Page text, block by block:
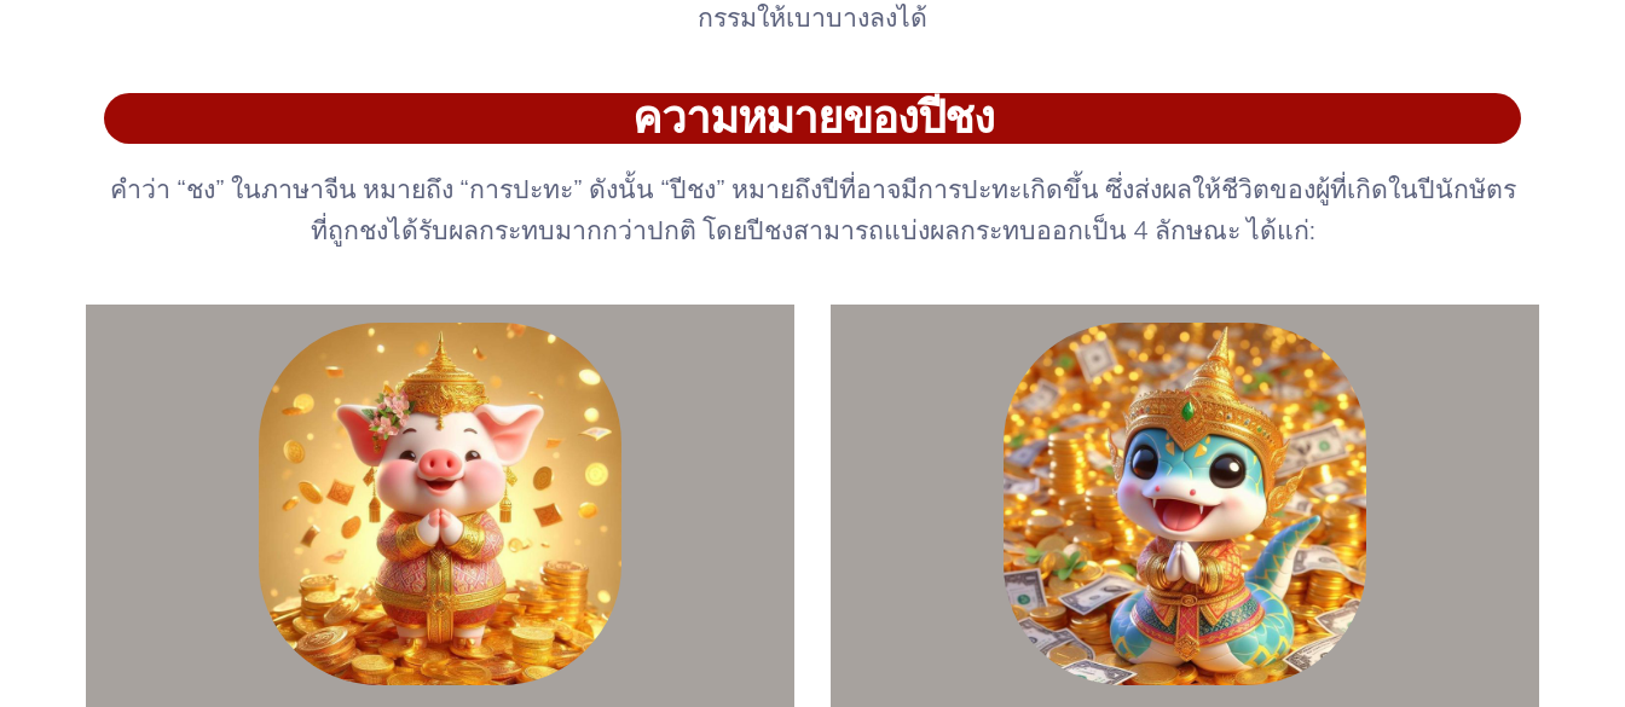
กรรมให้เบาบางลงได้
ความหมายของปีชง
คำว่า “ชง” ในภาษาจีน หมายถึง “การปะทะ” ดังนั้น “ปีชง” หมายถึงปีที่อาจมีการปะทะเกิดขึ้น ซึ่งส่งผลให้ชีวิตของผู้ที่เกิดในปีนักษัตร
ที่ถูกชงได้รับผลกระทบมากกว่าปกติ โดยปีชงสามารถแบ่งผลกระทบออกเป็น 4 ลักษณะ ได้แก่: